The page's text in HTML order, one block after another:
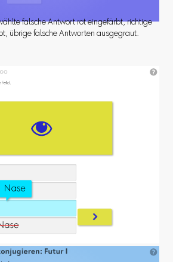
falsche Antwort rot eingefärbt, richtige
übrige falsche Antworten ausgegraut.